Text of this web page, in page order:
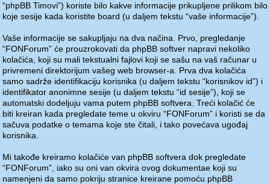
“phpBB Timovi”) koriste bilo kakve informacije prikupljene prilikom bilo
koje sesije kada koristite board (u daljem tekstu “vaše informacije”).
Vaše informacije se sakupljaju na dva načina. Prvo, pregledanje
“FONForum” će prouzrokovati da phpBB softver napravi nekoliko
kolačića, koji su mali tekstualni fajlovi koji se sašu na vaš računar u
privremeni direktorijum vašeg web browser-a. Prva dva kolačića
samo sadrže identifikaciju korisnika (u daljem tekstu “korisnikov id”) i
identifikator anonimne sesije (u daljem tekstu “id sesije”), koji se
automatski dodeljuju vama putem phpBB softvera. Treći kolačić će
biti kreiran kada pregledate teme u okviru “FONForum” i koristi se da
sačuva podatke o temama koje ste čitali, i tako povećava ugođaj
korisnika.
Mi takođe kreiramo kolačiće van phpBB softvera dok pregledate
“FONForum”, iako su oni van okvira ovog dokumentae koji su
namenjeni da samo pokriju stranice kreirane pomoću phpBB